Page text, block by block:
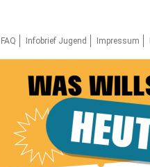
FAQ
Infobrief Jugend Impressum